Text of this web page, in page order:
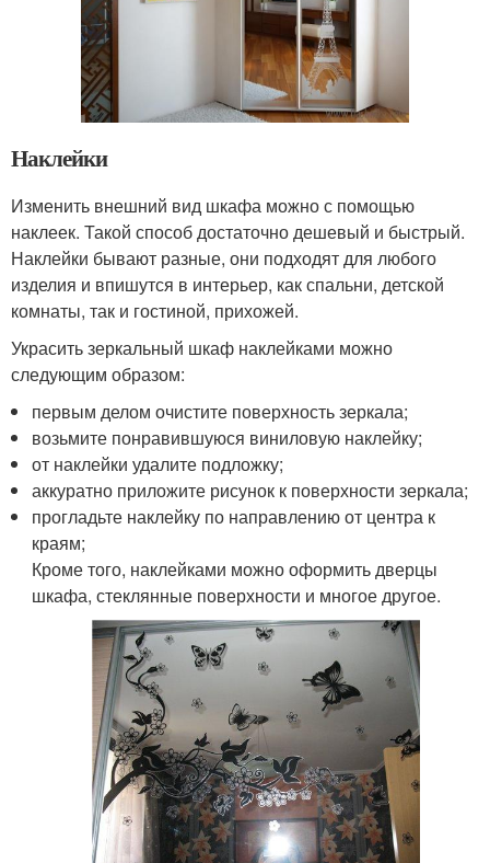
Наклейки
Изменить внешний вид шкафа можно с помощью
наклеек. Такой способ достаточно дешевый и быстрый.
Наклейки бывают разные, они подходят для любого
изделия и впишутся в интерьер, как спальни, детской
комнаты, так и гостиной, прихожей.
Украсить зеркальный шкаф наклейками можно
следующим образом:
первым делом очистите поверхность зеркала;
возьмите понравившуюся виниловую наклейку;
от наклейки удалите подложку;
аккуратно приложите рисунок к поверхности зеркала;
прогладьте наклейку по направлению от центра к
краям;
Кроме того, наклейками можно оформить дверцы
шкафа, стеклянные поверхности и многое другое.